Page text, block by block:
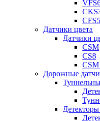
Датчики цвета
Датчики
CSM
CS8
Дорожные